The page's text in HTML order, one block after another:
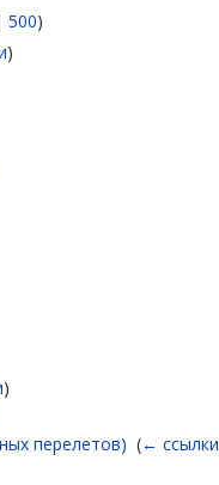
500)
)
)
перелетов) ‎(← ссылки